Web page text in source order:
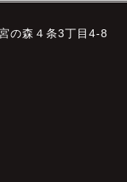
の森４条3丁目4-8